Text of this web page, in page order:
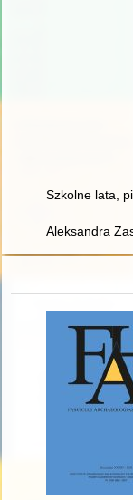
Szkolne lata,
Aleksandra